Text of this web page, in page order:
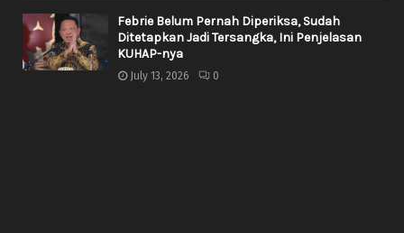
Febrie Belum Pernah Diperiksa, Sudah
Ditetapkan Jadi Tersangka, Ini Penjelasan
KUHAP-nya
July 13, 2026 0